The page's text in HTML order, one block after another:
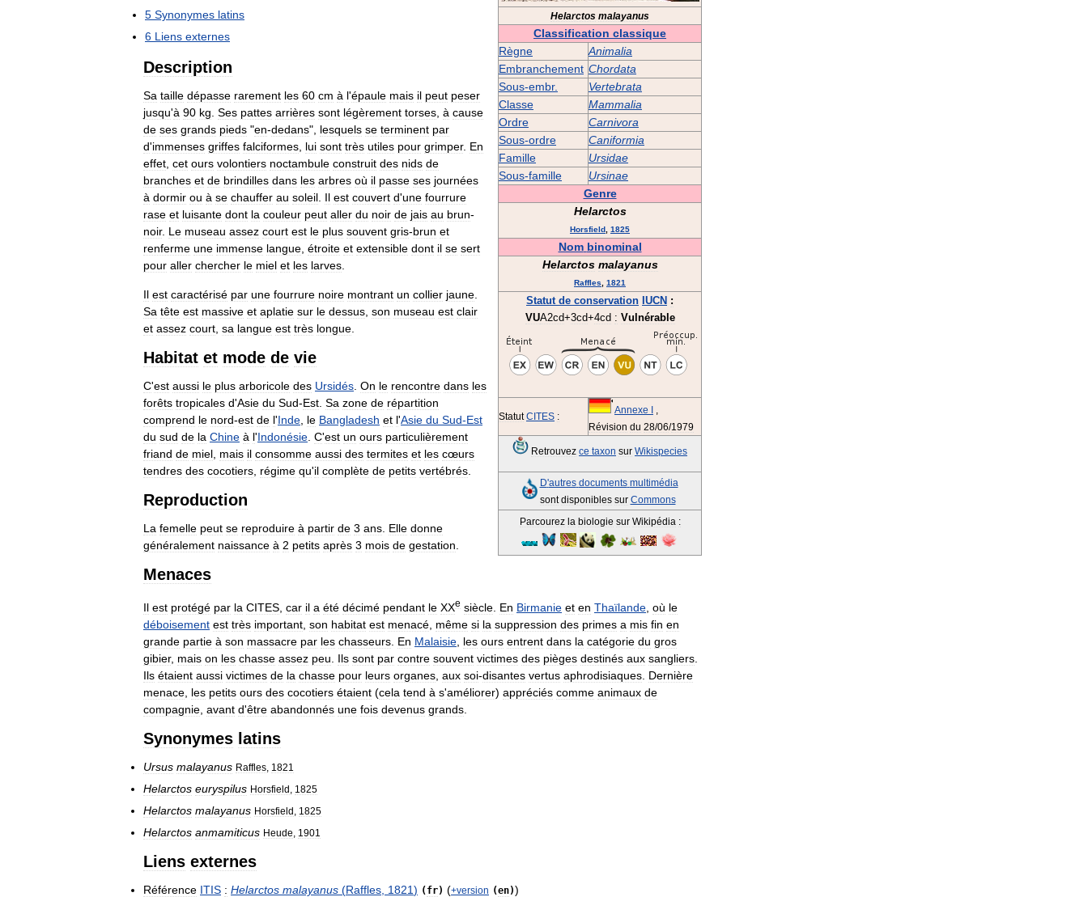
Helarctos malayanus
Classification classique
Règne
Animalia
Embranchement Chordata
Sous-embr.
Vertebrata
Classe
Mammalia
Ordre
Carnivora
Sous-ordre
Caniformia
Famille
Ursidae
Sous-famille
Ursinae
Genre
Helarctos
Horsfield 1825
Nom binominal
Helarctos malayanus
Raffles 1821
Statut de conservation IUCN :
VUA2cd+3cd+4cd : Vulnérable
Statut CITES :
Annexe I
Révision du 28/06/1979
Retrouvez ce taxon sur Wikispecies
D'autres documents multimédia
sont disponibles sur Commons
Parcourez la biologie sur Wikipédia :
5 Synonymes latins
6 Liens externes
Description
Sa taille dépasse rarement les 60 cm à l'épaule mais il peut peser
jusqu'à 90 kg Ses pattes arrières sont légèrement torses à cause
de ses grands pieds "en-dedans", lesquels se terminent par
d'immenses griffes falciformes lui sont très utiles pour grimper. En
effet cet ours volontiers noctambule construit des nids de
branches et de brindilles dans les arbres où il passe ses journées
à dormir ou à se chauffer au soleil Il est couvert d'une fourrure
rase et luisante dont la couleur peut aller du noir de jais au brun-
noir. Le museau assez court est le plus souvent gris-brun et
renferme une immense langue étroite et extensible dont il se sert
pour aller chercher le miel et les larves
Il est caractérisé par une fourrure noire montrant un collier jaune
Sa tête est massive et aplatie sur le dessus son museau est clair
et assez court sa langue est très longue
Habitat et mode de vie
C'est aussi le plus arboricole des Ursidés On le rencontre dans les
forêts tropicales d'Asie du Sud-Est Sa zone de répartition
comprend le nord-est de l'Inde le Bangladesh et l'Asie du Sud-Est
du sud de la Chine à l'Indonésie C'est un ours particulièrement
friand de miel mais il consomme aussi des termites et les cœurs
tendres des cocotiers régime qu'il complète de petits vertébrés
Reproduction
La femelle peut se reproduire à partir de 3 ans Elle donne
généralement naissance à 2 petits après 3 mois de gestation
Menaces
Il est protégé par la CITES car il a été décimé pendant le XXe siècle En Birmanie et en Thaïlande où le
déboisement est très important son habitat est menacé même si la suppression des primes a mis fin en
grande partie à son massacre par les chasseurs En Malaisie les ours entrent dans la catégorie du gros
gibier, mais on les chasse assez peu Ils sont par contre souvent victimes des pièges destinés aux sangliers
Ils étaient aussi victimes de la chasse pour leurs organes aux soi-disantes vertus aphrodisiaques Dernière
menace les petits ours des cocotiers étaient (cela tend à s'améliorer) appréciés comme animaux de
compagnie avant d'être abandonnés une fois devenus grands
Synonymes latins
Ursus malayanus Raffles 1821
Helarctos euryspilus Horsfield 1825
Helarctos malayanus Horsfield 1825
Helarctos anmamiticus Heude 1901
Liens externes
Référence ITIS : Helarctos malayanus (Raffles 1821) (fr) (+version (en))